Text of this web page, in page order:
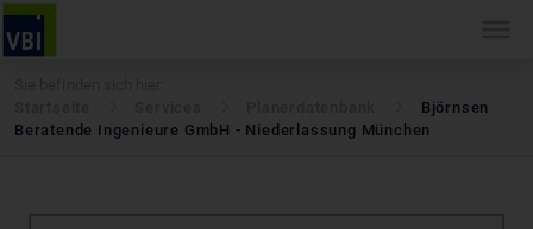
Björnsen
Beratende Ingenieure GmbH - Niederlassung München